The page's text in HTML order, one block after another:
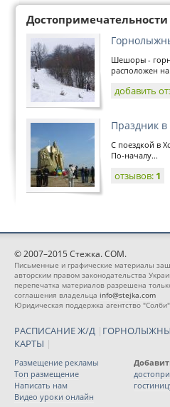
Шешоры -
расположен
добавить
Праздник в
С поездкой в
По-началу...
отзывов: 1
© 2007–2015 Стежка. COM.
Письменные и графические материалы
авторским правом законодательства
перепечатка материалов разрешена
соглашения владельца info@stejka.com
Юридическая поддержка агентство "Солби"
РАСПИСАНИЕ Ж/Д |
КАРТЫ |
Размещение рекламы
Топ размещение
Написать нам
Видео уроки онлайн